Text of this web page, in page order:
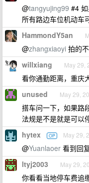
@tangyujing99 #4
所有路边车位机动车
HammondY5an
@zhangxiaoyi 拍的
willxiang May 29,
看你通勤距离，重庆
unused May 29,
搭车问一下，如果路
法规是不是就是可以
hytex OP May 29,
@Yuanlaoer 看到回
ltyj2003 May 29,
你看看当地停车费追